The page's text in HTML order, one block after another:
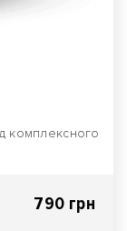
комплексного
790 грн